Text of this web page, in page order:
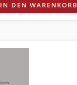
IN DEN WARENKORB